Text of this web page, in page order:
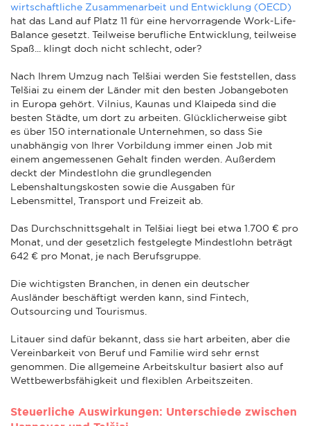
wirtschaftliche Zusammenarbeit und Entwicklung (OECD)
hat das Land auf Platz 11 für eine hervorragende Work-Life-
Balance gesetzt. Teilweise berufliche Entwicklung, teilweise
Spaß... klingt doch nicht schlecht, oder?
Nach Ihrem Umzug nach Telšiai werden Sie feststellen, dass
Telšiai zu einem der Länder mit den besten Jobangeboten
in Europa gehört. Vilnius, Kaunas und Klaipeda sind die
besten Städte, um dort zu arbeiten. Glücklicherweise gibt
es über 150 internationale Unternehmen, so dass Sie
unabhängig von Ihrer Vorbildung immer einen Job mit
einem angemessenen Gehalt finden werden. Außerdem
deckt der Mindestlohn die grundlegenden
Lebenshaltungskosten sowie die Ausgaben für
Lebensmittel, Transport und Freizeit ab.
Das Durchschnittsgehalt in Telšiai liegt bei etwa 1.700 € pro
Monat, und der gesetzlich festgelegte Mindestlohn beträgt
642 € pro Monat, je nach Berufsgruppe.
Die wichtigsten Branchen, in denen ein deutscher
Ausländer beschäftigt werden kann, sind Fintech,
Outsourcing und Tourismus.
Litauer sind dafür bekannt, dass sie hart arbeiten, aber die
Vereinbarkeit von Beruf und Familie wird sehr ernst
genommen. Die allgemeine Arbeitskultur basiert also auf
Wettbewerbsfähigkeit und flexiblen Arbeitszeiten.
Steuerliche Auswirkungen: Unterschiede zwischen